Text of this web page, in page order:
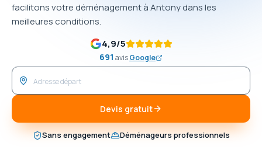
facilitons votre déménagement à Antony dans les
meilleures conditions.
4,9/5
691 avisGoogle
Devis gratuit
Sans engagement Déménageurs professionnels